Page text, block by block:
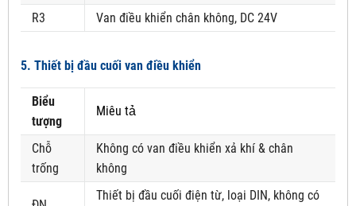
R3
Van điều khiển chân không, DC 24V
5. Thiết bị đầu cuối van điều khiển
Biểu
tượng
Miêu tả
Chỗ
trống
Không có van điều khiển xả khí & chân
không
Thiết bị đầu cuối điện từ, loại DIN, không có